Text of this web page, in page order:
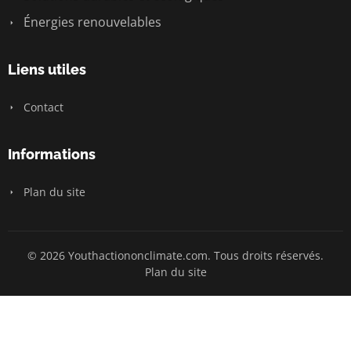
Énergies renouvelables
Liens utiles
Contact
Informations
Plan du site
© 2026 Youthactiononclimate.com. Tous droits réservés.
Plan du site